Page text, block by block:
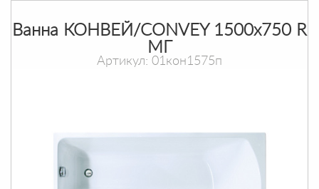
Ванна КОНВЕЙ/CONVEY 1500х750 R
МГ
Артикул: 01кон1575п